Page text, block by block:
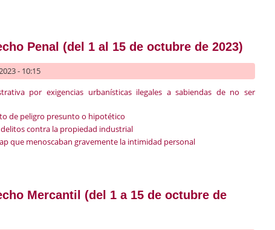
Penal (del 1 al 15 de octubre de 2023)
- 10:15
por exigencias urbanísticas ilegales a sabiendas de no ser
de peligro presunto o hipotético
contra la propiedad industrial
que menoscaban gravemente la intimidad personal
Mercantil (del 1 a 15 de octubre de